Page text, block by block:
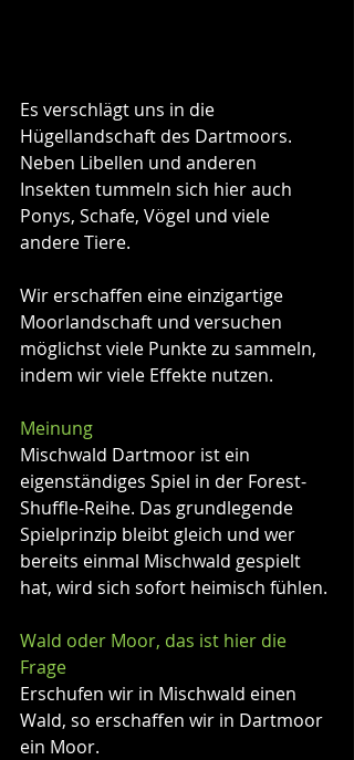
Es verschlägt uns in die
Hügellandschaft des Dartmoors.
Neben Libellen und anderen
Insekten tummeln sich hier auch
Ponys, Schafe, Vögel und viele
andere Tiere.
Wir erschaffen eine einzigartige
Moorlandschaft und versuchen
möglichst viele Punkte zu sammeln,
indem wir viele Effekte nutzen.
Meinung
Mischwald Dartmoor ist ein
eigenständiges Spiel in der Forest-
Shuffle-Reihe. Das grundlegende
Spielprinzip bleibt gleich und wer
bereits einmal Mischwald gespielt
hat, wird sich sofort heimisch fühlen.
Wald oder Moor, das ist hier die
Frage
Erschufen wir in Mischwald einen
Wald, so erschaffen wir in Dartmoor
ein Moor.